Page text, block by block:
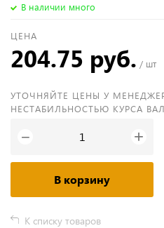
В наличии много
ЦЕНА
204.75 руб. / шт
УТОЧНЯЙТЕ ЦЕНЫ У
НЕСТАБИЛЬНОСТЬЮ КУРСА
− +
В корзину
К списку товаров